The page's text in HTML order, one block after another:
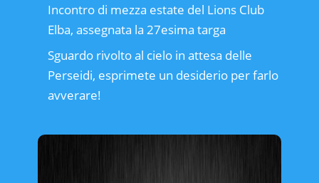
Incontro di mezza estate del Lions Club
Elba, assegnata la 27esima targa
Sguardo rivolto al cielo in attesa delle
Perseidi, esprimete un desiderio per farlo
avverare!